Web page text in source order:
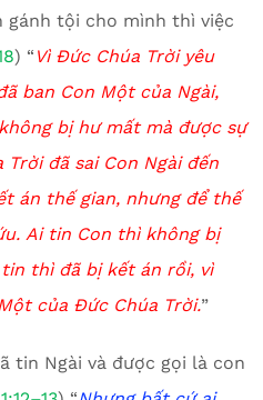
gánh tội cho mình thì việc
) “ Vì Đức Chúa Trời yêu
ban Con Một của Ngài,
bị hư mất mà được sự
đã sai Con Ngài đến
án thế gian, nhưng để thế
Ai tin Con thì không bị
thì đã bị kết án rồi, vì
của Đức Chúa Trời.”
tin Ngài và được gọi là con